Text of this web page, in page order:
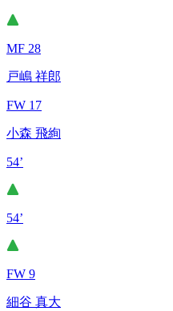
MF 28
戸嶋 祥郎
FW 17
小森 飛絢
54’
54’
FW 9
細谷 真大